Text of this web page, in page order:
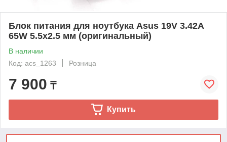
Блок питания для ноутбука Asus 19V 3.42A
65W 5.5x2.5 мм (оригинальный)
В наличии
Код: acs_1263
Розница
7 900 ₸
Купить